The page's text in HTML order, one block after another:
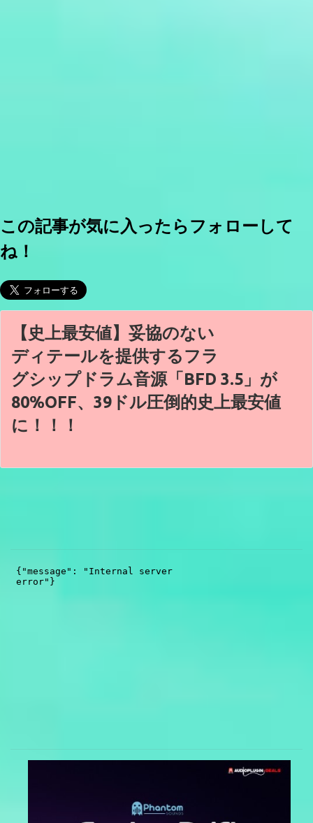
この記事が気に入ったらフォローして
ね！
【史上最安値】妥協のない
ディテールを提供するフラ
グシップドラム音源「BFD 3.5」が
80%OFF、39ドル圧倒的史上最安値
に！！！